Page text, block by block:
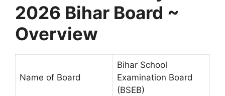
2026 Bihar Board ~
Overview
Name of Board
Bihar School
Examination Board
(BSEB)